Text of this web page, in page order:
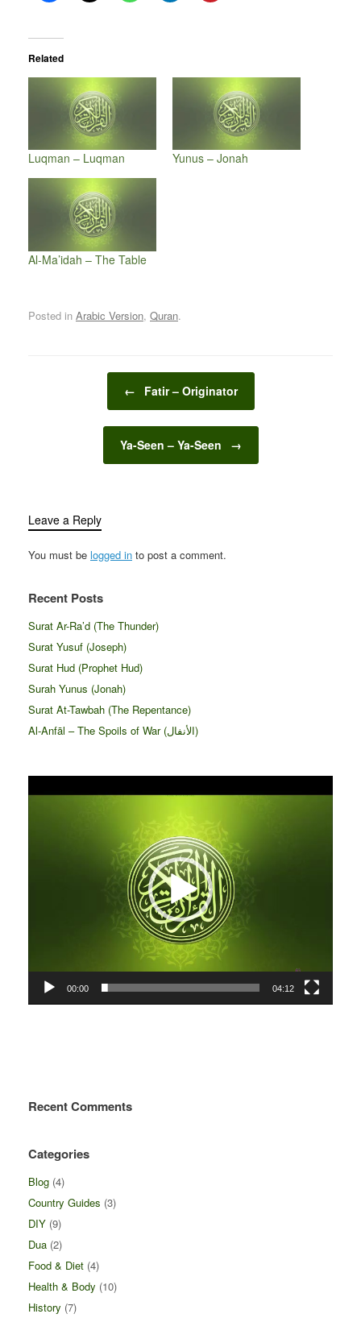
Related
Luqman – Luqman Yunus – Jonah
Al-Ma’idah – The Table
Posted in Arabic Version, Quran.
← Fatir – Originator
Ya-Seen – Ya-Seen →
Leave a Reply
You must be logged in to post a comment.
Recent Posts
Surat Ar-Ra’d (The Thunder)
Surat Yusuf (Joseph)
Surat Hud (Prophet Hud)
Surah Yunus (Jonah)
Surat At-Tawbah (The Repentance)
Al-Anfāl – The Spoils of War (الأنفال‎)
Player
00:00 04:12
Recent Comments
Categories
Blog (4)
Country Guides (3)
DIY (9)
Dua (2)
Food & Diet (4)
Health & Body (10)
History (7)